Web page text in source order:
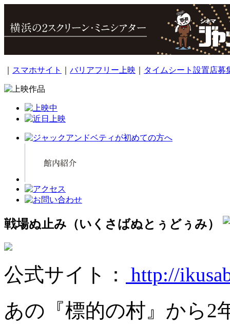
スマホサイト バリアフリー上映 タイムシート設置店募
戦場ぬ止み（いくさばぬとぅどぅみ）
公式サイト：
http://
あの『標的の村』から2